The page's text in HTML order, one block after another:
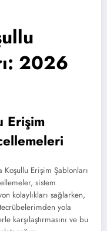
2026
Erişim
Erişim Şablonları
sistem
kolaylıkları sağlarken,
yola
karşılaştırmasını ve bu